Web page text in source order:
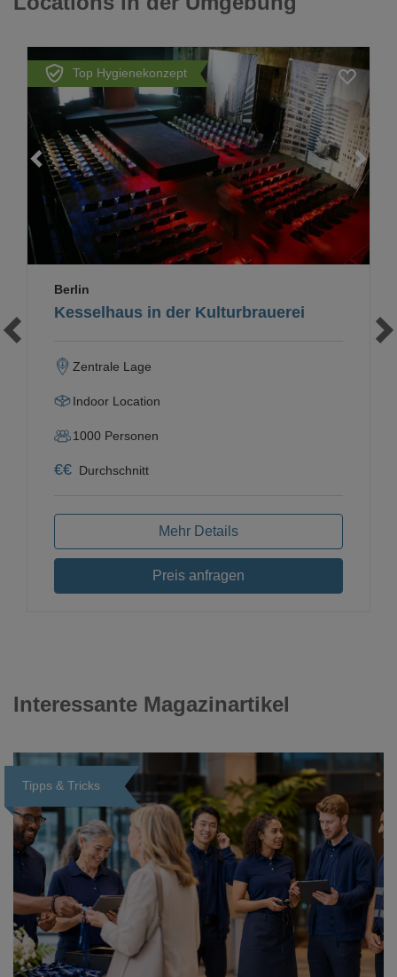
Top Hygienekonzept
Kesselhaus in der Kulturbrauerei
Berlin
Zentrale Lage
Indoor Location
1000 Personen
€€ Durchschnitt
Mehr Details
Preis anfragen
Interessante Magazinartikel
Tipps & Tricks
Loading...